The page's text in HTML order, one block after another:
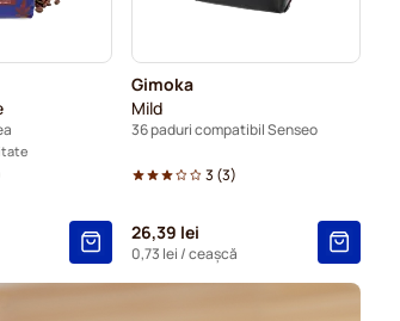
Gimoka
Mild
36 paduri compatibil Senseo
3 (3)
26,39 lei
0,73 lei / ceașcă